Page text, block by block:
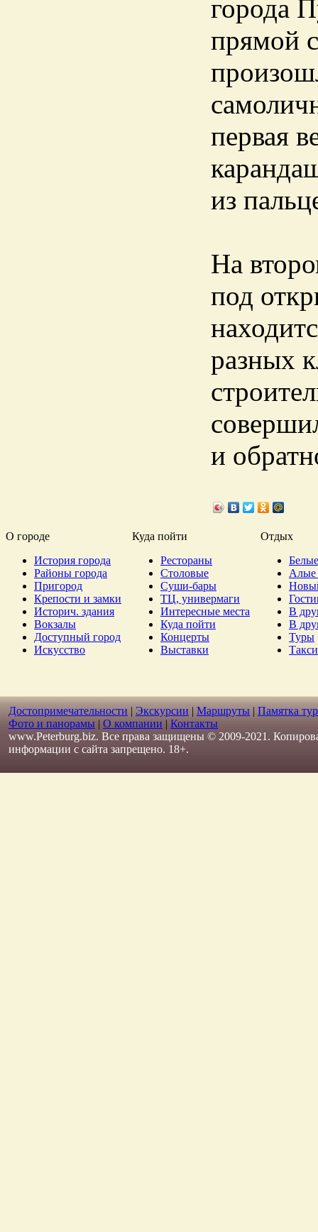
города
прямой
первая
из
На
под
разных
и
О городе Куда пойти
Отдых
История города
Районы города
Пригород
Крепости и замки
Историч. здания
Вокзалы
Доступный город
Искусство
Рестораны
Столовые
Суши-бары
ТЦ, универмаги
Интересные места
Куда пойти
Концерты
Выставки
Алые
В
В
Туры
Такси
Достопримечательности | Экскурсии | Маршруты | Памятка
Фото и панорамы | О компании | Контакты
www.Peterburg.biz. Все права защищены © 2009-2021.
информации с сайта запрещено. 18+.